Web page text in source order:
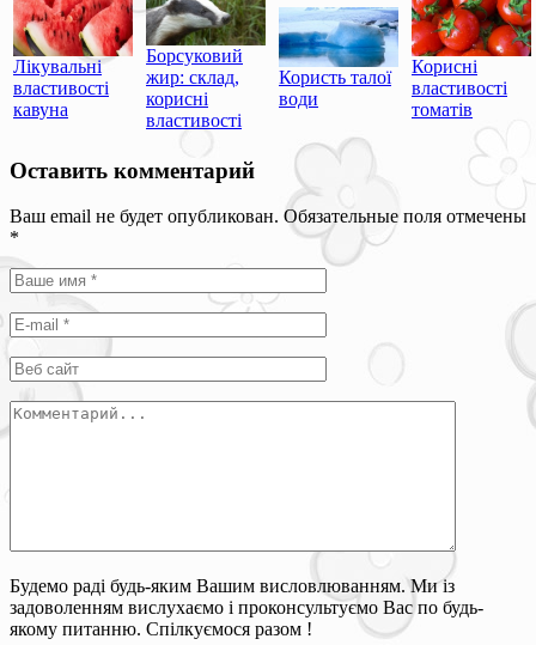
Лікувальні
властивості
кавуна
Борсуковий
жир: склад,
корисні
властивості
Користь талої
води
Корисні
властивості
томатів
Оставить комментарий
Ваш email не будет опубликован. Обязательные поля отмечены
*
Будемо раді будь-яким Вашим висловлюванням. Ми із
задоволенням вислухаємо і проконсультуємо Вас по будь-
якому питанню. Спілкуємося разом !